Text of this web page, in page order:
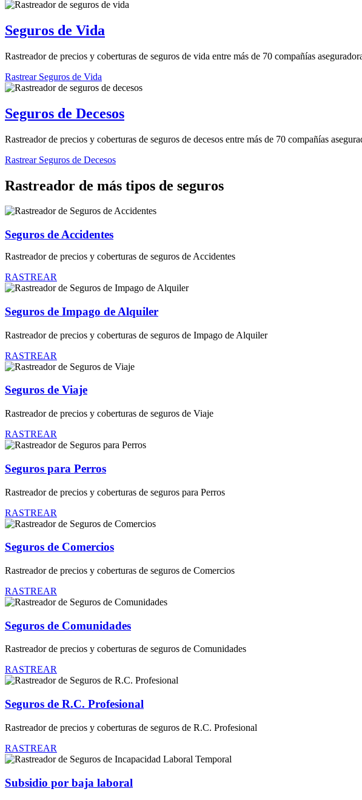
Seguros de Vida
Rastreador de precios y coberturas de seguros de vida entre más de 70 compañías
Rastrear Seguros de Vida
Seguros de Decesos
Rastreador de precios y coberturas de seguros de decesos entre más de 70 compañías
Rastrear Seguros de Decesos
Rastreador de más tipos de seguros
Seguros de Accidentes
Rastreador de precios y coberturas de seguros de Accidentes
RASTREAR
Seguros de Impago de Alquiler
Rastreador de precios y coberturas de seguros de Impago de Alquiler
RASTREAR
Seguros de Viaje
Rastreador de precios y coberturas de seguros de Viaje
RASTREAR
Seguros para Perros
Rastreador de precios y coberturas de seguros para Perros
RASTREAR
Seguros de Comercios
Rastreador de precios y coberturas de seguros de Comercios
RASTREAR
Seguros de Comunidades
Rastreador de precios y coberturas de seguros de Comunidades
RASTREAR
Seguros de R.C. Profesional
Rastreador de precios y coberturas de seguros de R.C. Profesional
RASTREAR
Subsidio por baja laboral